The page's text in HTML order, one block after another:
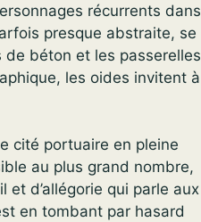
récurrents dans
presque abstraite, se
béton et les passerelles
les oides invitent à
cité portuaire en pleine
au plus grand nombre,
d’allégorie qui parle aux
en tombant par hasard